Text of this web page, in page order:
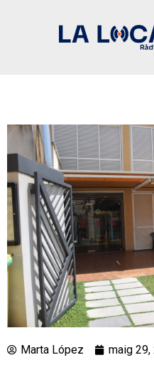
Marta López maig 29,